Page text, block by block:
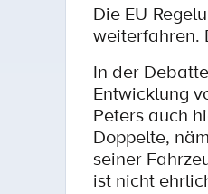
Die EU-
weiterfahren.
In der
Entwicklung
Peters auch
Doppelte,
seiner
ist nicht